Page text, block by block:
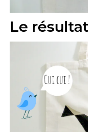
Le résultat